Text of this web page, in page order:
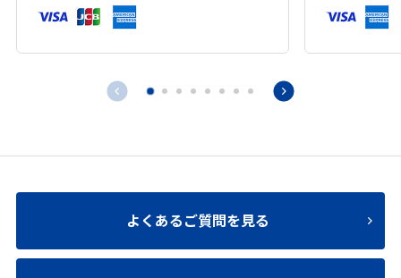
よくあるご質問を見る